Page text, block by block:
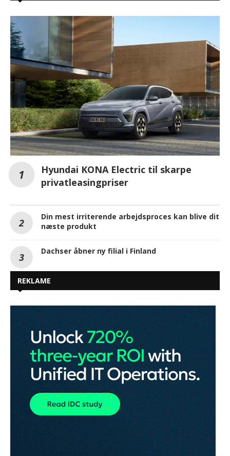
Hyundai KONA Electric til skarpe
privatleasingpriser
Din mest irriterende arbejdsproces kan blive dit
næste produkt
Dachser åbner ny filial i Finland
REKLAME